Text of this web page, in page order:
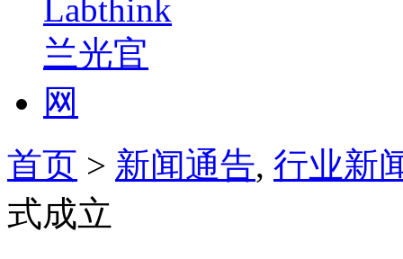
首页 > 新闻通告, 行业新
式成立